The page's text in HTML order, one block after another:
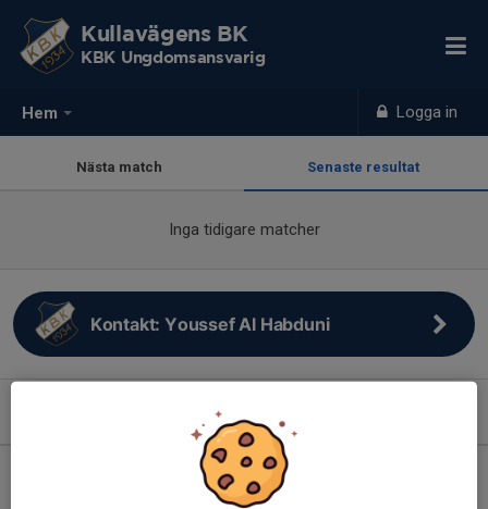
Hem Logga in
Kullavägens BK
KBK Ungdomsansvarig
Nästa match Senaste resultat
Inga tidigare matcher
Kontakt: Youssef Al Habduni
Kommande aktiviteter
Inga aktiviteter inbokade